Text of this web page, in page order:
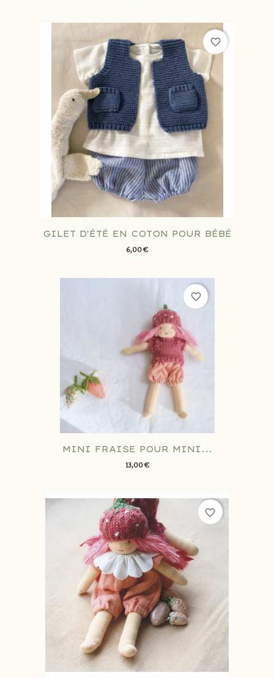
GILET D'ÉTÉ EN COTON POUR BÉBÉ
6,00 €
favorite_border
MINI FRAISE POUR MINI...
13,00 €
favorite_border
favorite_border